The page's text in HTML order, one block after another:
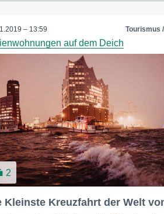
– 13:59 Tourismus
auf dem Deich
2
Kleinste Kreuzfahrt der Welt